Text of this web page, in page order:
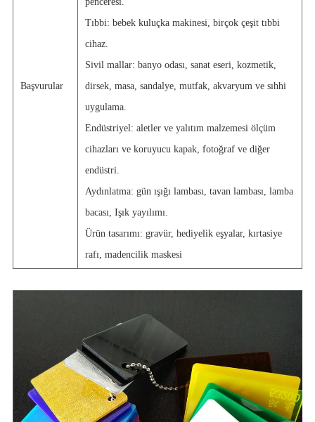
Başvurular
Tıbbi: bebek kuluçka makinesi, birçok çeşit tıbbi
cihaz.
Sivil mallar: banyo odası, sanat eseri, kozmetik,
dirsek, masa, sandalye, mutfak, akvaryum ve sıhhi
uygulama.
Endüstriyel: aletler ve yalıtım malzemesi ölçüm
cihazları ve koruyucu kapak, fotoğraf ve diğer
endüstri.
Aydınlatma: gün ışığı lambası, tavan lambası, lamba
bacası, Işık yayılımı.
Ürün tasarımı: gravür, hediyelik eşyalar, kırtasiye
rafı, madencilik maskesi